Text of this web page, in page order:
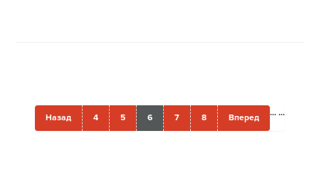
Назад ...
4 5 6 7 8 ...
Вперед